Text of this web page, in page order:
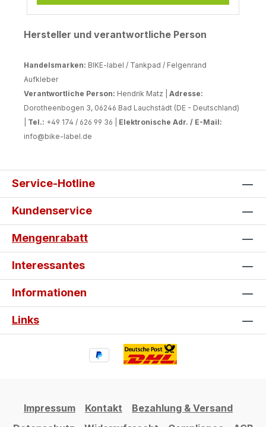
Hersteller und verantwortliche Person
Handelsmarken: BIKE-label / Tankpad / Felgenrand
Aufkleber
Verantwortliche Person: Hendrik Matz | Adresse:
Dorotheenbogen 3, 06246 Bad Lauchstädt (DE - Deutschland)
Tel.: +49 174 / 626 99 36 | Elektronische Adr. / E-Mail:
info@bike-label.de
Service-Hotline
Kundenservice
Mengenrabatt
Interessantes
Informationen
Links
Impressum Kontakt
Bezahlung & Versand